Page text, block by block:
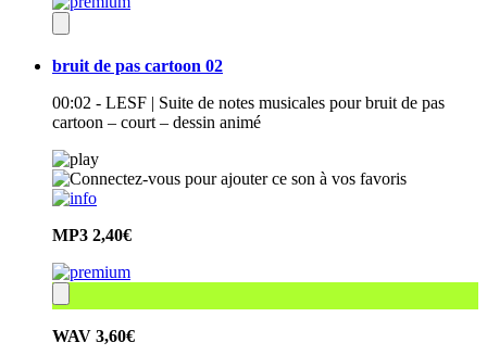
bruit de pas cartoon 02
00:02 - LESF | Suite de notes musicales pour bruit de pas
cartoon – court – dessin animé
MP3 2,40€
WAV 3,60€